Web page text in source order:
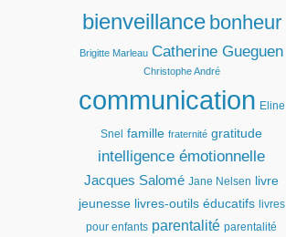
bienveillance bonheur
Brigitte Marleau Catherine Gueguen
Christophe André
communication Eline
Snel famille fraternité gratitude
intelligence émotionnelle
Jacques Salomé Jane Nelsen
livre
jeunesse livres-outils éducatifs livres
pour enfants parentalité parentalité